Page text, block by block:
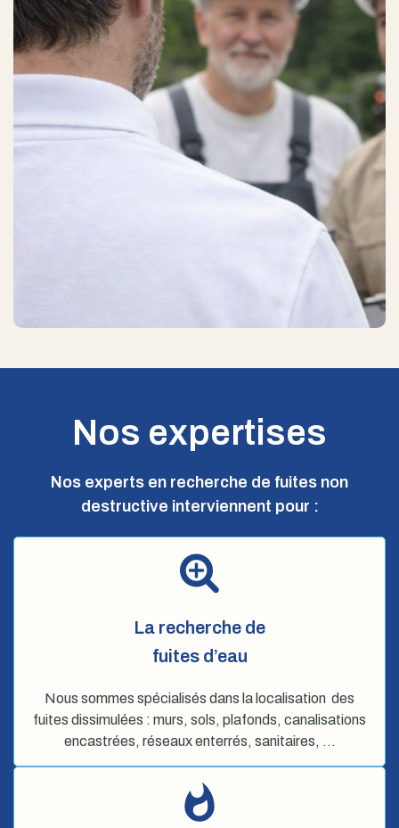
Nos expertises
Nos experts en recherche de fuites non
destructive interviennent pour :
La recherche de
fuites d’eau
Nous sommes spécialisés dans la localisation des
fuites dissimulées : murs, sols, plafonds, canalisations
encastrées, réseaux enterrés, sanitaires, …